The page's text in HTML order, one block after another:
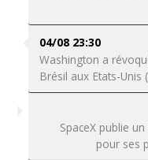
04/08 23:30
Washington a
Brésil aux Etats-
SpaceX publie
pour ses